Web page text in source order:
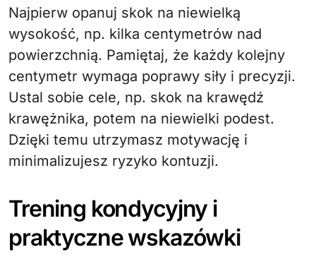
Najpierw opanuj skok na niewielką
wysokość, np. kilka centymetrów nad
powierzchnią. Pamiętaj, że każdy kolejny
centymetr wymaga poprawy siły i precyzji.
Ustal sobie cele, np. skok na krawędź
krawężnika, potem na niewielki podest.
Dzięki temu utrzymasz motywację i
minimalizujesz ryzyko kontuzji.
Trening kondycyjny i
praktyczne wskazówki